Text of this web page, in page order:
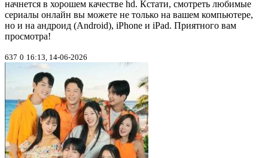
начнется в хорошем качестве hd. Кстати, смотреть любимые
сериалы онлайн вы можете не только на вашем компьютере,
но и на андроид (Android), iPhone и iPad. Приятного вам
просмотра!
637 0 16:13, 14-06-2026